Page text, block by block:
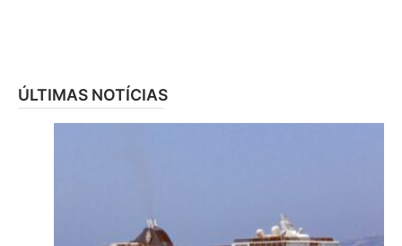
ÚLTIMAS NOTÍCIAS